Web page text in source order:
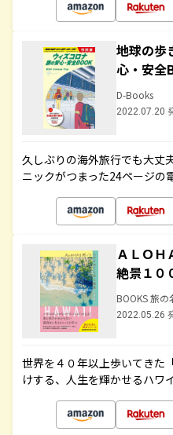
地球の歩
心・安全
D-Books
2022.07.20
久しぶりの海外旅行でも大丈
ニックがつまった24ページの
ＡＬＯＨ
絶景１０
BOOKS 旅の
2022.05.26
世界を４０年以上歩いてきた
けする、人生を輝かせるハワ